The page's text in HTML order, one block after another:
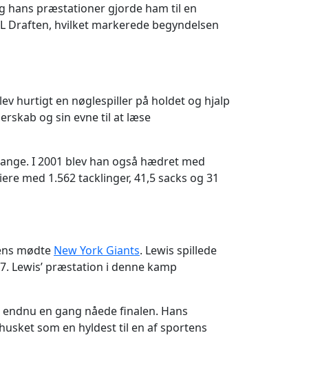
hans præstationer gjorde ham til en
Draften, hvilket markerede begyndelsen
hurtigt en nøglespiller på holdet og hjalp
og sin evne til at læse
I 2001 blev han også hædret med
med 1.562 tacklinger, 41,5 sacks og 31
mødte New York Giants. Lewis spillede
Lewis’ præstation i denne kamp
en gang nåede finalen. Hans
som en hyldest til en af sportens